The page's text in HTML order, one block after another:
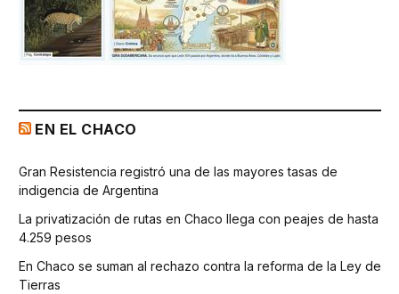
EN EL CHACO
Gran Resistencia registró una de las mayores tasas de
indigencia de Argentina
La privatización de rutas en Chaco llega con peajes de hasta
4.259 pesos
En Chaco se suman al rechazo contra la reforma de la Ley de
Tierras